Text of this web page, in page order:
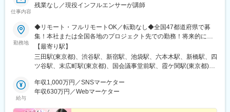
仕事内容
残業なし／現役インフルエンサーが講師
勤務地
◆リモート・フルリモートOK／転勤なし◆全国47都道府県で募
集！本社または全国各地のプロジェクト先での勤務！将来的に
は…「お気に入りのカフェでリモートワーク」「旅をしながら働
く」そんな働き方も叶えられます◎■本社／東京都港区芝5丁目13‐
11 ■プロジェクト先（一都三県、関西を中心に全国各地）【アク
り、リモートの可否や勤務地は異なります。 ※ご希望を最大限考
慮して決定します。※転居を伴う転勤はありません。※研修後にフ
環境／＊◆現役インフルエンサーからの直接指導◆SNS運用の最
【最寄り駅】
三田駅(東京都)、渋谷駅、新宿駅、池袋駅、六本木駅、新橋駅、四
ツ谷駅、末広町駅(東京都)、国会議事堂前駅、霞ケ関駅(東京都)、
駅、表参道駅、千歳烏山駅、参宮橋駅、大久保駅(東京都)、大崎
駅、大手町駅(東京都)、新大塚駅、天王洲アイル駅、浅草駅(Ｔ
給与
年収1,000万円／SNSマーケター
年収630万円／Webマーケター